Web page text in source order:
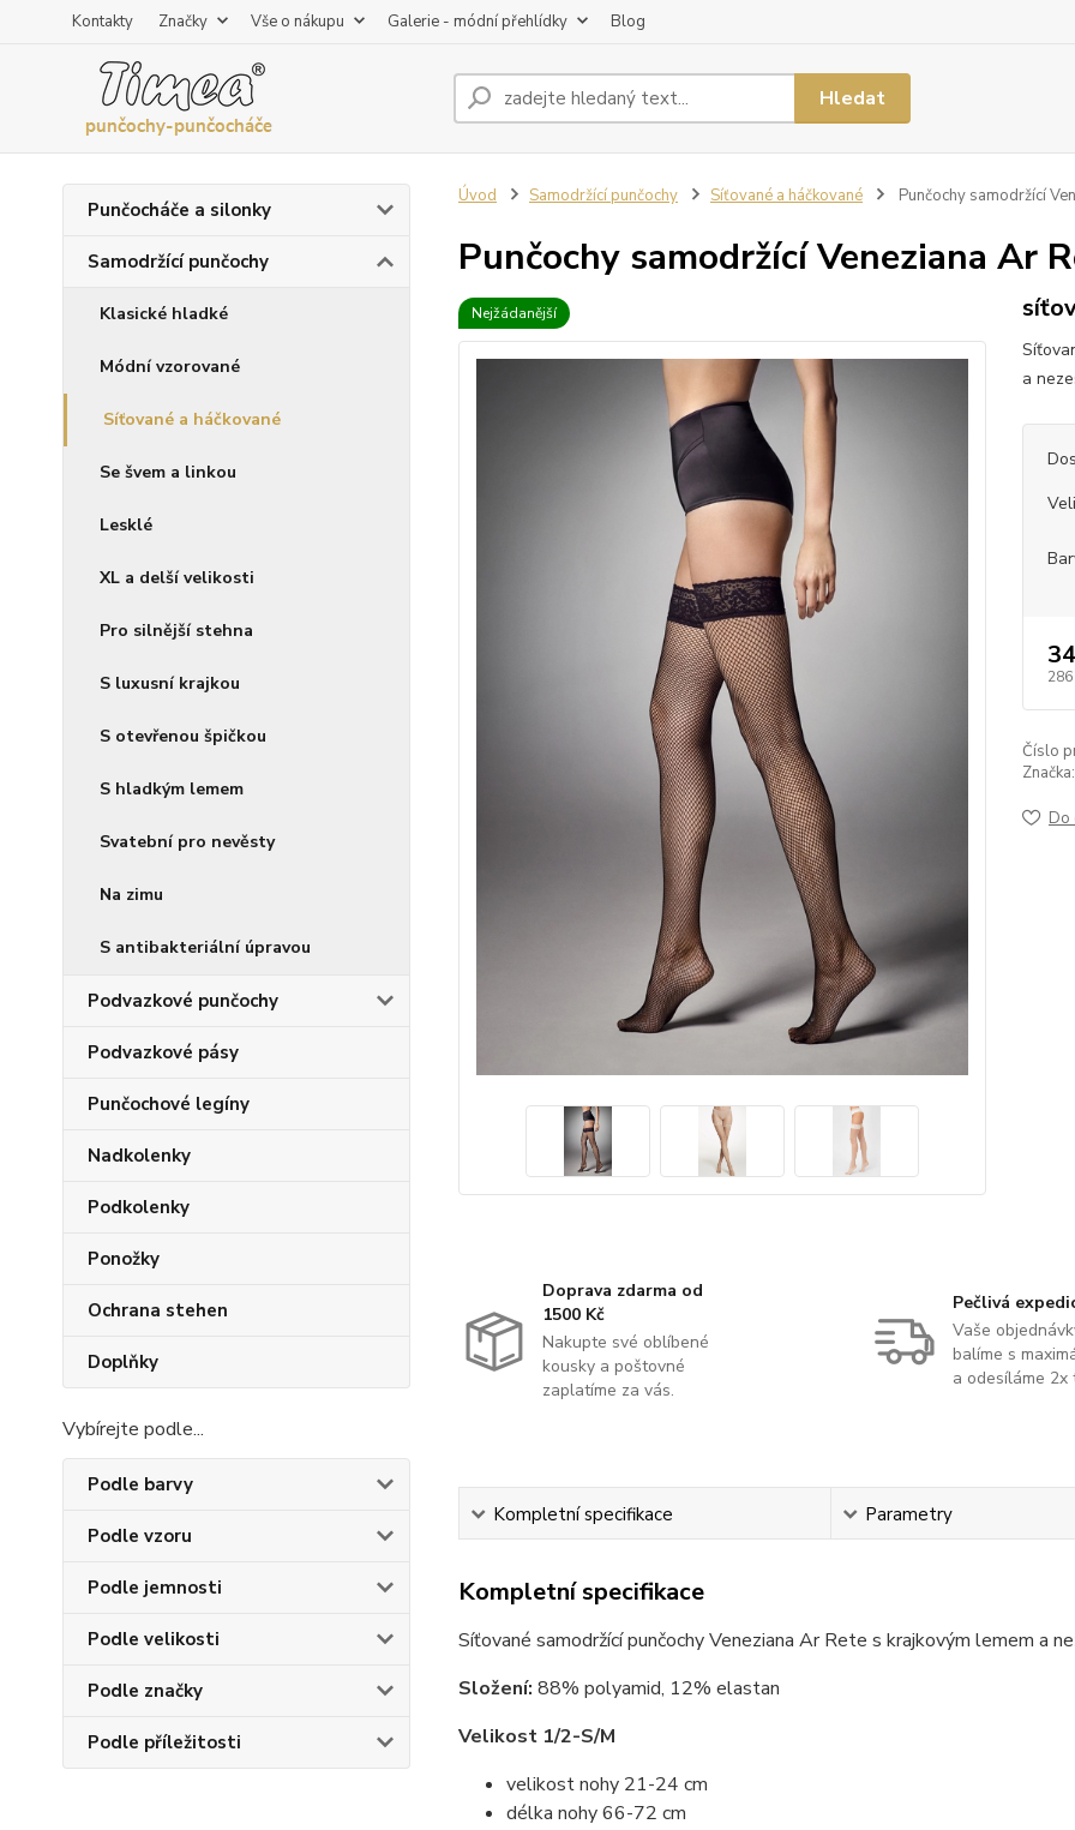
Kontakty Značky Vše o nákupu Galerie - módní přehlídky Blog
Hledat
Punčocháče a silonky
Samodržící punčochy
Klasické hladké
Módní vzorované
Síťované a háčkované
Se švem a linkou
Lesklé
XL a delší velikosti
Pro silnější stehna
S luxusní krajkou
S otevřenou špičkou
S hladkým lemem
Svatební pro nevěsty
Na zimu
S antibakteriální úpravou
Podvazkové punčochy
Podvazkové pásy
Punčochové legíny
Nadkolenky
Podkolenky
Ponožky
Ochrana stehen
Doplňky
Vybírejte podle...
Podle barvy
Podle vzoru
Podle jemnosti
Podle velikosti
Podle značky
Podle příležitosti
Úvod Samodržící punčochy Síťované a háčkované Punčochy samodržící
Punčochy samodržící Veneziana Ar
Nejžádanější
a
286
Číslo
Značka:
Do
Doprava zdarma od
1500 Kč
Nakupte své oblíbené
kousky a poštovné
zaplatíme za vás.
Pečlivá
Vaše
balíme s
a odesíláme 2x
Kompletní specifikace Parametry
Kompletní specifikace
Síťované samodržící punčochy Veneziana Ar Rete s krajkovým lemem a
Složení: 88% polyamid, 12% elastan
Velikost 1/2-S/M
velikost nohy 21-24 cm
délka nohy 66-72 cm